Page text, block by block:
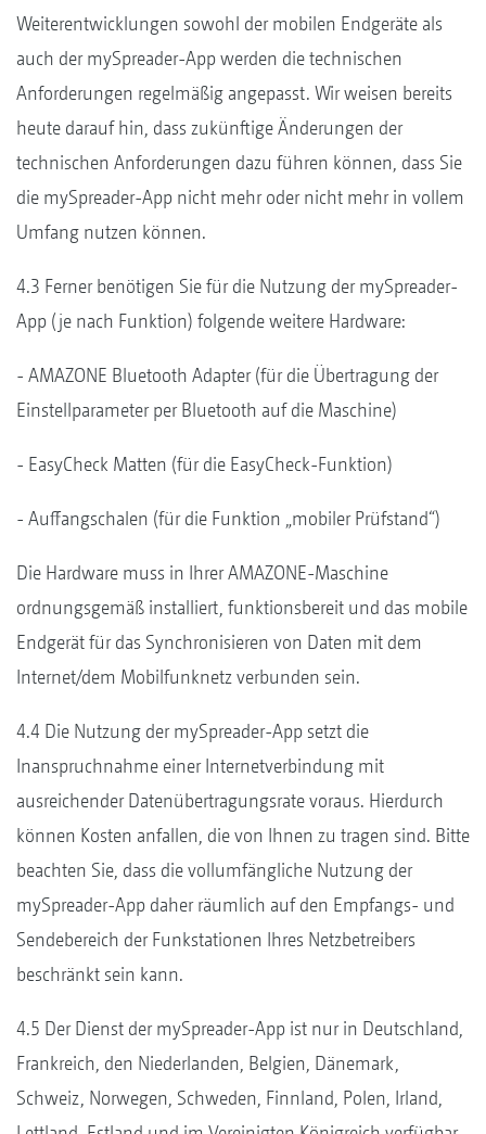
Weiterentwicklungen sowohl der mobilen Endgeräte als
auch der mySpreader-App werden die technischen
Anforderungen regelmäßig angepasst. Wir weisen bereits
heute darauf hin, dass zukünftige Änderungen der
technischen Anforderungen dazu führen können, dass Sie
die mySpreader-App nicht mehr oder nicht mehr in vollem
Umfang nutzen können.
4.3 Ferner benötigen Sie für die Nutzung der mySpreader-
App (je nach Funktion) folgende weitere Hardware:
- AMAZONE Bluetooth Adapter (für die Übertragung der
Einstellparameter per Bluetooth auf die Maschine)
- EasyCheck Matten (für die EasyCheck-Funktion)
- Auffangschalen (für die Funktion „mobiler Prüfstand“)
Die Hardware muss in Ihrer AMAZONE-Maschine
ordnungsgemäß installiert, funktionsbereit und das mobile
Endgerät für das Synchronisieren von Daten mit dem
Internet/dem Mobilfunknetz verbunden sein.
4.4 Die Nutzung der mySpreader-App setzt die
Inanspruchnahme einer Internetverbindung mit
ausreichender Datenübertragungsrate voraus. Hierdurch
können Kosten anfallen, die von Ihnen zu tragen sind. Bitte
beachten Sie, dass die vollumfängliche Nutzung der
mySpreader-App daher räumlich auf den Empfangs- und
Sendebereich der Funkstationen Ihres Netzbetreibers
beschränkt sein kann.
4.5 Der Dienst der mySpreader-App ist nur in Deutschland,
Frankreich, den Niederlanden, Belgien, Dänemark,
Schweiz, Norwegen, Schweden, Finnland, Polen, Irland,